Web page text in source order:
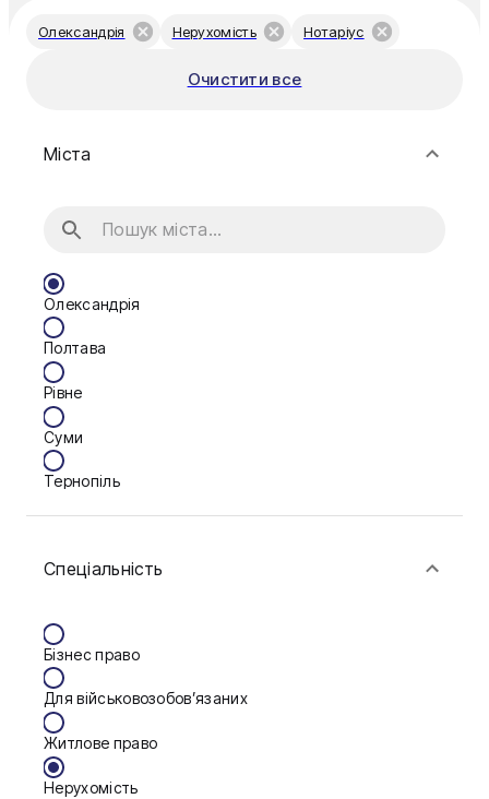
Олександрія Нерухомість Нотаріус
Очистити все
Міста
Олександрія
Полтава
Рівне
Суми
Тернопіль
Житомир
Львів
Спеціальність
Бізнес право
Для військовозобов’язаних
Житлове право
Нерухомість